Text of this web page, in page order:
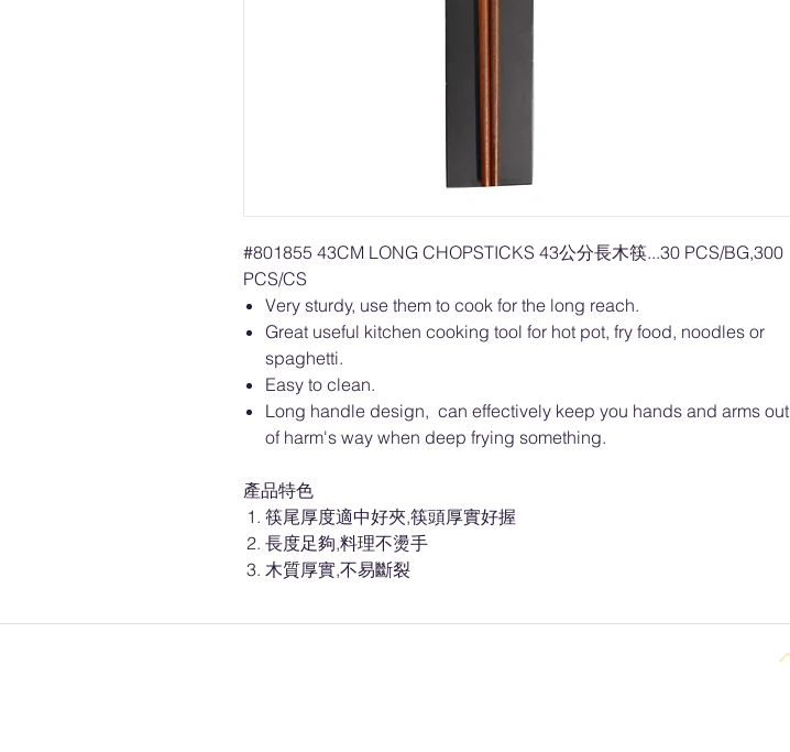
#801855 43CM LONG CHOPSTICKS 43公分長木筷...30 PCS/BG,300
PCS/CS
Very sturdy, use them to cook for the long reach.
Great useful kitchen cooking tool for hot pot, fry food, noodles or
spaghetti.
Easy to clean.
Long handle design, can effectively keep you hands and arms out
of harm's way when deep frying something.
產品特色
筷尾厚度適中好夾,筷頭厚實好握
長度足夠,料理不燙手
木質厚實,不易斷裂